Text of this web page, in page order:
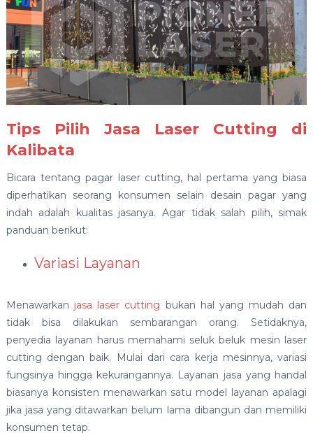
Tips Pilih Jasa Laser Cutting di
Kalibata
Bicara tentang pagar laser cutting, hal pertama yang biasa
diperhatikan seorang konsumen selain desain pagar yang
indah adalah kualitas jasanya. Agar tidak salah pilih, simak
panduan berikut:
Variasi Layanan
Menawarkan jasa laser cutting bukan hal yang mudah dan
tidak bisa dilakukan sembarangan orang. Setidaknya,
penyedia layanan harus memahami seluk beluk mesin laser
cutting dengan baik. Mulai dari cara kerja mesinnya, variasi
fungsinya hingga kekurangannya. Layanan jasa yang handal
biasanya konsisten menawarkan satu model layanan apalagi
jika jasa yang ditawarkan belum lama dibangun dan memiliki
konsumen tetap.